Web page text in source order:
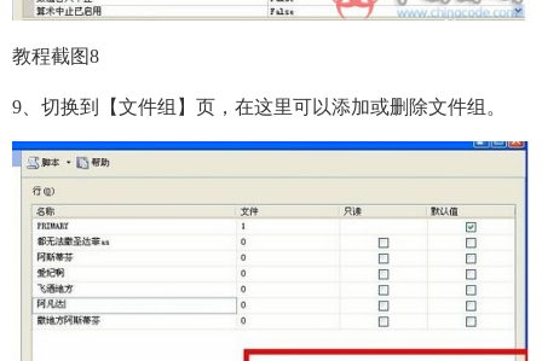
教程截图8
9、切换到【文件组】页，在这里可以添加或删除文件组。